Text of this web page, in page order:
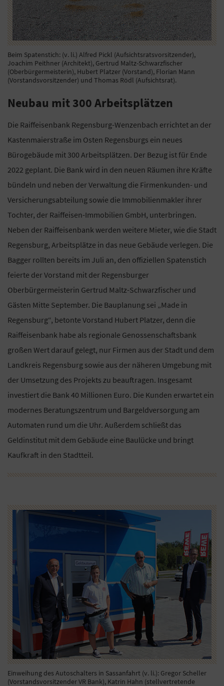
Beim Spatenstich: (v. li.) Alfred Pickl (Aufsichtsratsvorsitzender),
Joachim Peithner (Architekt), Gertrud Maltz-Schwarzfischer
(Oberbürgermeisterin), Hubert Platzer (Vorstand), Florian Mann
(Vorstandsvorsitzender) und Thomas Rödl (Aufsichtsrat).
Neubau mit 300 Arbeitsplätzen
Die Raiffeisenbank Regensburg-Wenzenbach errichtet an der
Kastenmaierstraße im Osten Regensburgs ein neues
Bürogebäude mit 300 Arbeitsplätzen. Der Bezug ist für Ende
2022 geplant. Die Bank wird in den neuen Räumen ihre Kräfte
bündeln und neben der Verwaltung die Firmenkunden- und
Versicherungsabteilung sowie die Immobilienmakler ihrer
Tochter, der Raiffeisen-Immobilien GmbH, unterbringen.
Neben der Raiffeisenbank werden weitere Mieter, wie die Stadt
Regensburg, Arbeitsplätze in das neue Gebäude verlegen. Die
Bagger rollten bereits im Juli an, den offiziellen Spatenstich
feierte der Vorstand mit der Regensburger
Oberbürgermeisterin Gertrud Maltz-Schwarzfischer und
Gästen Mitte September. Die Bauplanung sei „Made in
Regensburg“, betonte Vorstand Hubert Platzer, denn die
Raiffeisenbank habe als regionale Genossenschaftsbank
großen Wert darauf gelegt, nur Firmen aus der Stadt und dem
Landkreis Regensburg sowie aus der näheren Umgebung mit
der Umsetzung des Projekts zu beauftragen. Insgesamt
investiert die Bank 40 Millionen Euro. Die Kunden erwartet ein
modernes Beratungszentrum und Bargeldversorgung am
Automaten rund um die Uhr. Außerdem schließt das
Geldinstitut mit dem Gebäude eine Baulücke und bringt
Kaufkraft in den Stadtteil.
Einweihung des Autoschalters in Sassanfahrt (v. li.): Gregor Scheller
(Vorstandsvorsitzender VR Bank), Katrin Hahn (stellvertretende